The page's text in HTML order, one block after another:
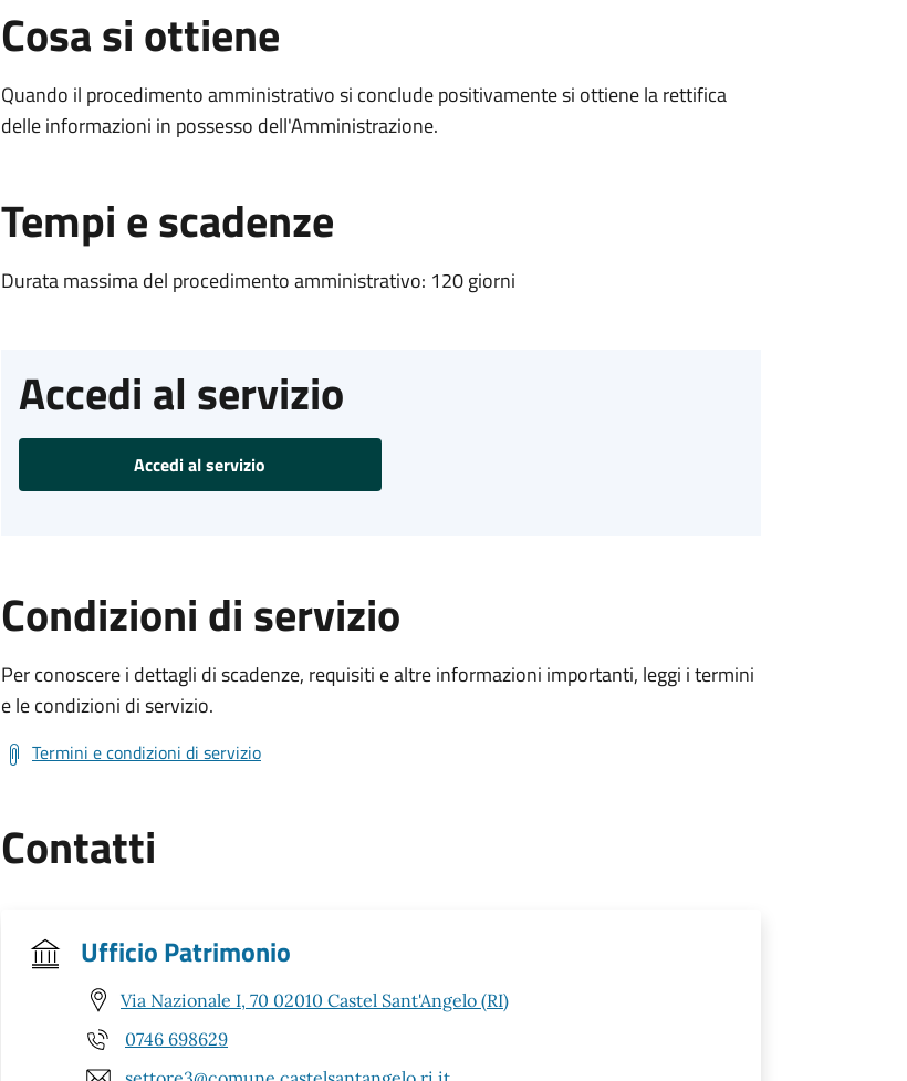
Cosa si ottiene
Quando il procedimento amministrativo si conclude positivamente si ottiene la rettifica
delle informazioni in possesso dell'Amministrazione.
Tempi e scadenze
Durata massima del procedimento amministrativo: 120 giorni
Accedi al servizio
Accedi al servizio
Condizioni di servizio
Per conoscere i dettagli di scadenze, requisiti e altre informazioni importanti, leggi i termini
e le condizioni di servizio.
Termini e condizioni di servizio
Contatti
Ufficio Patrimonio
Via Nazionale I, 70 02010 Castel Sant'Angelo (RI)
0746 698629